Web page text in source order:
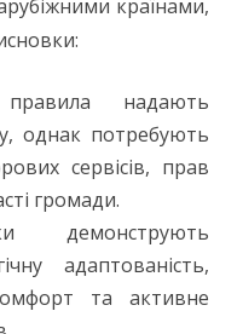
країнами,
правила надають
однак потребують
сервісів, прав
громади.
демонструють
адаптованість,
та активне